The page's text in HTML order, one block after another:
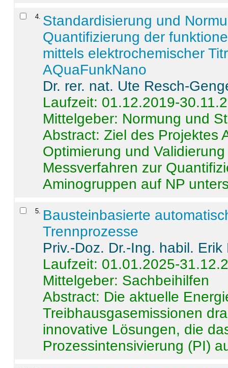
4 Standardisierung und
Quantifizierung der
mittels elektrochemischer
AQuaFunkNano
Dr. rer. nat. Ute Resch-
Laufzeit: 01.12.2019-
Mittelgeber: Normung und
Abstract:Ziel des Projektes
Optimierung und
Messverfahren zur
Aminogruppen auf NP
5
Bausteinbasierte
Trennprozesse
Priv.-Doz. Dr.-Ing. habil. Erik
Laufzeit: 01.01.2025-
Mittelgeber: Sachbeihilfen
Abstract: Die aktuelle
Treibhausgasemissionen
innovative Lösungen, die
Prozessintensivierung (PI)